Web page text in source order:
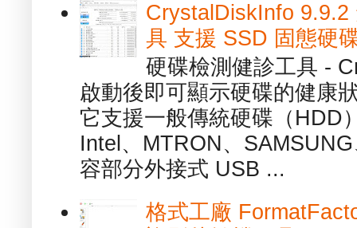
CrystalDiskInfo 9.9.2
具 支援 SSD 固態硬
硬碟檢測健診工具 -
啟動後即可顯示硬碟的健康
它支援一般傳統硬碟（HDD
Intel、MTRON、
容部分外接式 USB ...
格式工廠